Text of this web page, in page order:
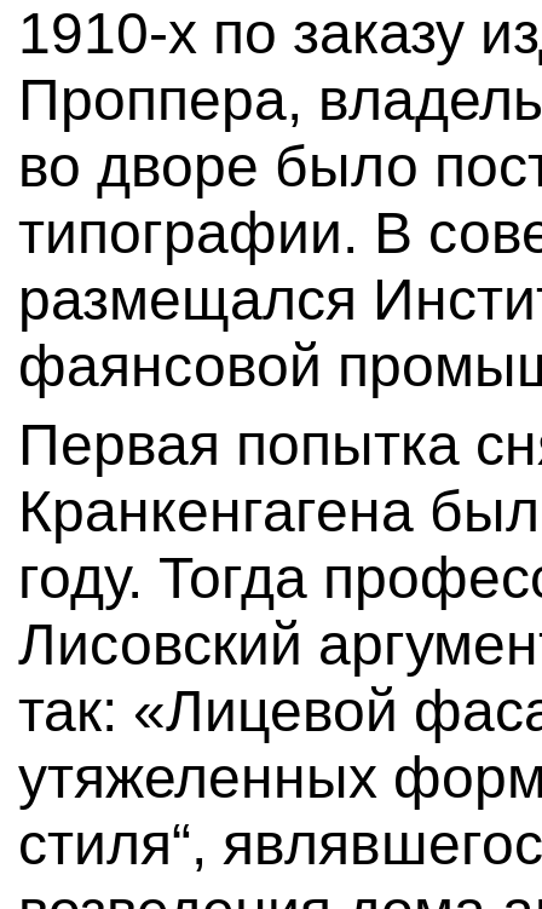
1910-х по заказу
Проппера,
во дворе было
типографии. В
размещался
фаянсовой
Первая попытка
Кранкенгагена
году. Тогда
Лисовский
так: «Лицевой
утяжеленных
стиля“,